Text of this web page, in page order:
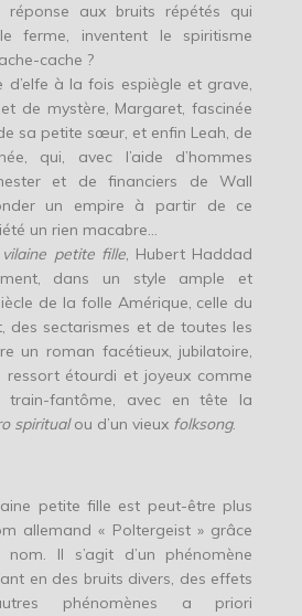
aux bruits répétés qui
ferme, inventent le spiritisme
cache ?
d’elfe à la fois espiègle et grave,
de mystère, Margaret, fascinée
sa petite sœur, et enfin Leah, de
qui, avec l’aide d’hommes
et de financiers de Wall
un empire à partir de ce
un rien macabre…
petite fille, Hubert Haddad
dans un style ample et
de la folle Amérique, celle du
des sectarismes et de toutes les
un roman facétieux, jubilatoire,
étourdi et joyeux comme
train-fantôme, avec en tête la
spiritualou d’un vieux folksong.
petite fille est peut-être plus
allemand « Poltergeist » grâce
Il s’agit d’un phénomène
en des bruits divers, des effets
phénomènes a priori